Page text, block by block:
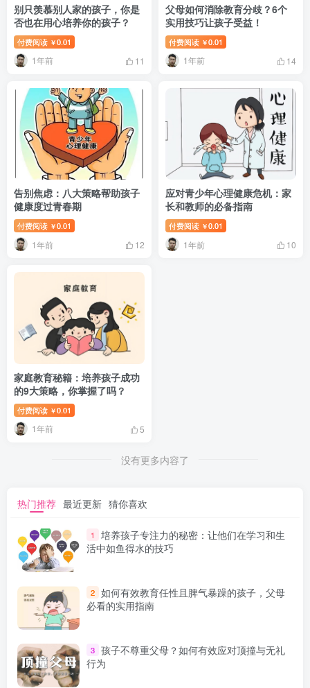
别只羡慕别人家的孩子，你是
否也在用心培养你的孩子？
付费阅读 ￥0.01
1年前 11
父母如何消除教育分歧？6个
实用技巧让孩子受益！
付费阅读 ￥0.01
1年前 14
告别焦虑：八大策略帮助孩子
健康度过青春期
付费阅读 ￥0.01
1年前 12
应对青少年心理健康危机：家
长和教师的必备指南
付费阅读 ￥0.01
1年前 10
家庭教育秘籍：培养孩子成功
的9大策略，你掌握了吗？
付费阅读 ￥0.01
1年前 5
没有更多内容了
热门推荐 最近更新 猜你喜欢
1
培养孩子专注力的秘密：让他们在学习和生
活中如鱼得水的技巧
2 如何有效教育任性且脾气暴躁的孩子，父母
必看的实用指南
3 孩子不尊重父母？如何有效应对顶撞与无礼
行为